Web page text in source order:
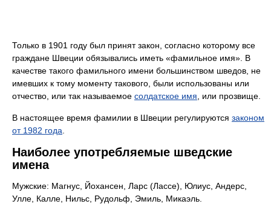
Только в 1901 году был принят закон, согласно которому все
граждане Швеции обязывались иметь «фамильное имя». В
качестве такого фамильного имени большинством шведов, не
имевших к тому моменту такового, были использованы или
отчество, или так называемое солдатское имя , или прозвище.
В настоящее время фамилии в Швеции регулируются законом
от 1982 года
Наиболее употребляемые шведские
имена
Мужские: Магнус, Йохансен, Ларс (Лассе), Юлиус, Андерс,
Улле, Калле, Нильс, Рудольф, Эмиль, Микаэль.